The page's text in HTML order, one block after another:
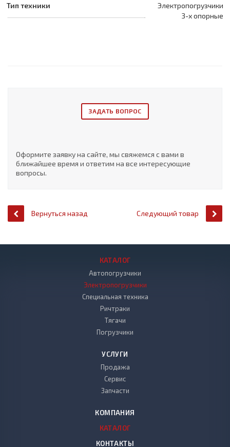
Тип техники
Электропогрузчики
3-х опорные
ЗАДАТЬ ВОПРОС
Оформите заявку на сайте, мы свяжемся с вами в
ближайшее время и ответим на все интересующие
вопросы.
Вернуться назад Следующий товар
КАТАЛОГ
Автопогрузчики
Электропогрузчики
Специальная техника
Ричтраки
Тягачи
Погрузчики
УСЛУГИ
Продажа
Сервис
Запчасти
КОМПАНИЯ
КАТАЛОГ
КОНТАКТЫ